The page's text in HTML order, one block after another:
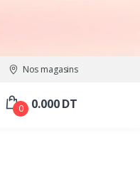
Nos magasins
0 0.000 DT